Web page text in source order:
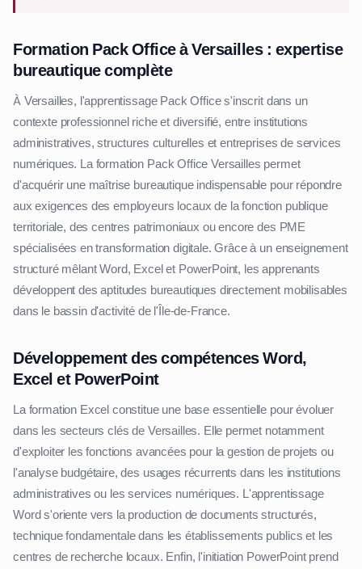
Formation Pack Office à Versailles : expertise
bureautique complète
À Versailles, l'apprentissage Pack Office s'inscrit dans un
contexte professionnel riche et diversifié, entre institutions
administratives, structures culturelles et entreprises de services
numériques. La formation Pack Office Versailles permet
d'acquérir une maîtrise bureautique indispensable pour répondre
aux exigences des employeurs locaux de la fonction publique
territoriale, des centres patrimoniaux ou encore des PME
spécialisées en transformation digitale. Grâce à un enseignement
structuré mêlant Word, Excel et PowerPoint, les apprenants
développent des aptitudes bureautiques directement mobilisables
dans le bassin d'activité de l'Île-de-France.
Développement des compétences Word,
Excel et PowerPoint
La formation Excel constitue une base essentielle pour évoluer
dans les secteurs clés de Versailles. Elle permet notamment
d'exploiter les fonctions avancées pour la gestion de projets ou
l'analyse budgétaire, des usages récurrents dans les institutions
administratives ou les services numériques. L'apprentissage
Word s'oriente vers la production de documents structurés,
technique fondamentale dans les établissements publics et les
centres de recherche locaux. Enfin, l'initiation PowerPoint prend